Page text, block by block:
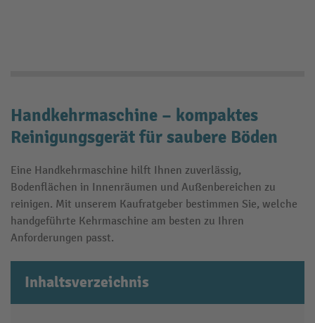
Handkehrmaschine – kompaktes
Reinigungsgerät für saubere Böden
Eine Handkehrmaschine hilft Ihnen zuverlässig,
Bodenflächen in Innenräumen und Außenbereichen zu
reinigen. Mit unserem Kaufratgeber bestimmen Sie, welche
handgeführte Kehrmaschine am besten zu Ihren
Anforderungen passt.
Inhaltsverzeichnis